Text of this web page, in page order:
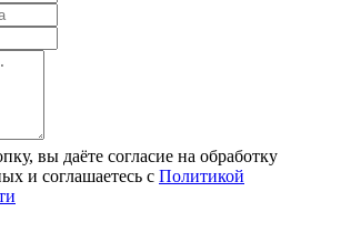
вы даёте согласие на обработку
и соглашаетесь с Политикой